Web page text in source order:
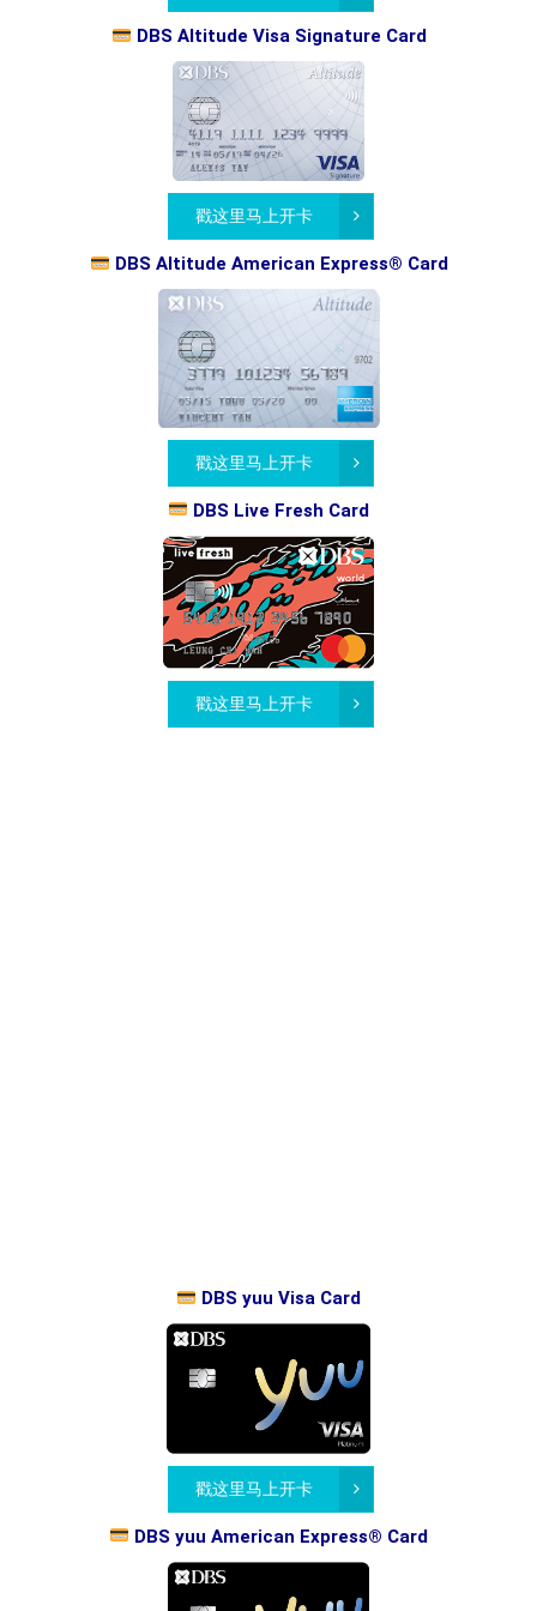
DBS Altitude Visa Signature Card
戳这里马上开卡
DBS Altitude American Express® Card
戳这里马上开卡
DBS Live Fresh Card
戳这里马上开卡
DBS yuu Visa Card
戳这里马上开卡
DBS yuu American Express® Card